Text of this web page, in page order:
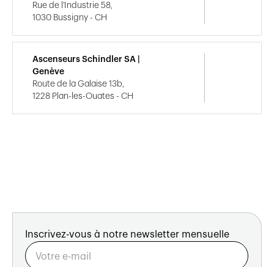
Rue de l'Industrie 58,
1030 Bussigny - CH
Ascenseurs Schindler SA |
Genève
Route de la Galaise 13b,
1228 Plan-les-Ouates - CH
Inscrivez-vous à notre newsletter mensuelle